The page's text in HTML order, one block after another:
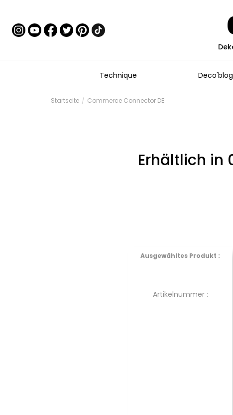
Technique Deco'blog
Startseite Commerce Connector DE
Erhältlich in
Ausgewähltes Produkt :
Artikelnummer :